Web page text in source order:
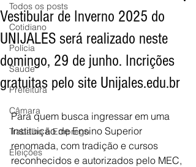
Todos os posts
Cotidiano
Polícia
Saúde
Prefeitura
Câmara
Trabalho e Emprego
Eleições
Vestibular de Inverno 2025 do
UNIJALES será realizado neste
domingo, 29 de junho. Incrições
gratuitas pelo site Unijales.edu.br
Para quem busca ingressar em uma
Instituição de Ensino Superior
renomada, com tradição e cursos
reconhecidos e autorizados pelo MEC,